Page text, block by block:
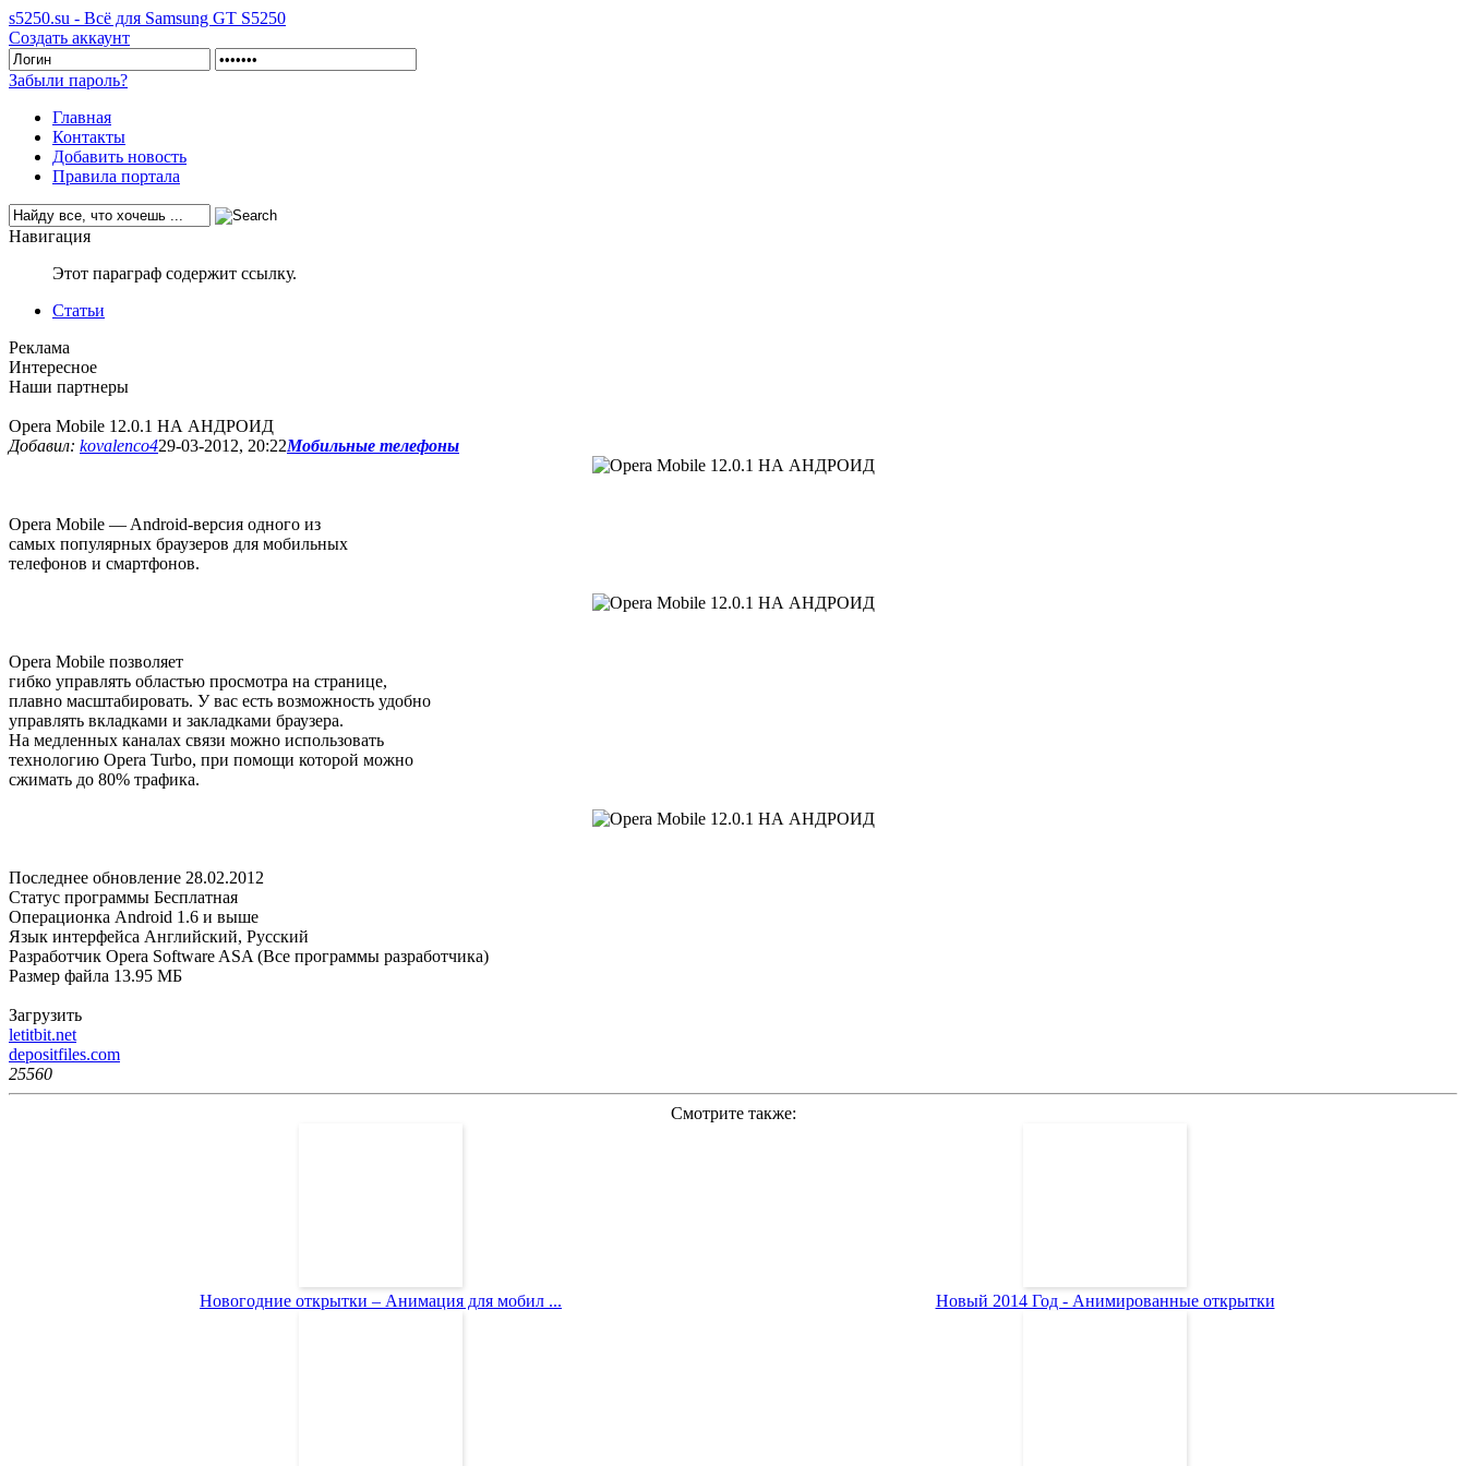
s5250.su - Всё для Samsung GT S5250
Создать аккаунт
Забыли пароль?
Главная
Контакты
Добавить новость
Правила портала
Навигация
Этот параграф содержит ссылку.
Статьи
Реклама
Интересное
Наши партнеры
Opera Mobile 12.0.1 НА АНДРОИД
Добавил: kovalenco429-03-2012, 20:22Мобильные телефоны
Opera Mobile — Android-версия одного из
самых популярных браузеров для мобильных
телефонов и смартфонов.
Opera Mobile позволяет
гибко управлять областью просмотра на странице,
плавно масштабировать. У вас есть возможность удобно
управлять вкладками и закладками браузера.
На медленных каналах связи можно использовать
технологию Opera Turbo, при помощи которой можно
сжимать до 80% трафика.
Последнее обновление 28.02.2012
Статус программы Бесплатная
Операционка Android 1.6 и выше
Язык интерфейса Английский, Русский
Разработчик Opera Software ASA (Все программы разработчика)
Размер файла 13.95 МБ
Загрузить
letitbit.net
depositfiles.com
25560
Смотрите также:
Новогодние открытки – Анимация для мобил ... Новый 2014 Год - Анимированные открытки